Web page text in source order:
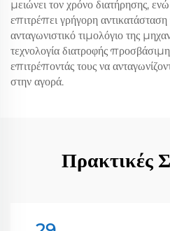
μειώνει τον χρόνο διατήρησης,
επιτρέπει γρήγορη
ανταγωνιστικό τιμολόγιο της
τεχνολογία διατροφής προσβάσιμη
επιτρέποντάς τους να
στην αγορά.
Πρακτικές